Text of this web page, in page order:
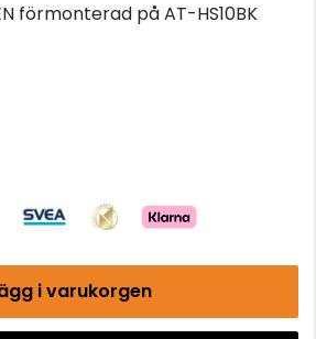
förmonterad på AT-HS10BK
i varukorgen